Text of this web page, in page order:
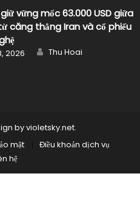
vững mốc 63.000 USD giữa
căng thẳng Iran và cổ phiếu
2026 Author
Thu Hoai
byvioletsky.net.
mật
Điều khoản dịch vụ
hệ